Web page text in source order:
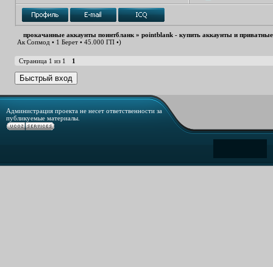
прокачанные аккаунты поинтбланк » pointblank - купить аккаунты и
Ак Сопмод • 1 Берет • 45.000 ГП •)
Страница 1 из 1 1
Администрация проекта не несет ответственности за
публикуемые материалы.